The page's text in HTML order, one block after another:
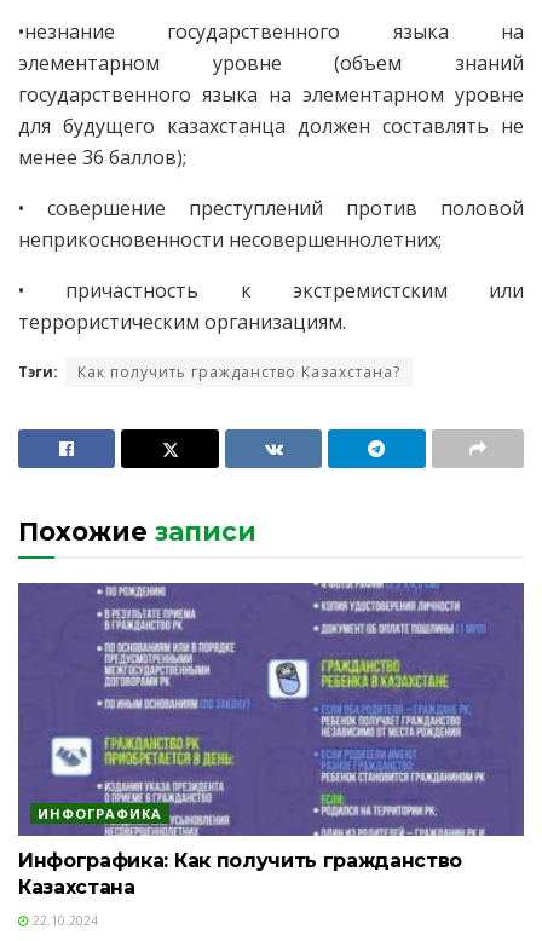
•незнание государственного языка на
элементарном уровне (объем знаний
государственного языка на элементарном уровне
для будущего казахстанца должен составлять не
менее 36 баллов);
• совершение преступлений против половой
неприкосновенности несовершеннолетних;
• причастность к экстремистским или
террористическим организациям.
Тэги: Как получить гражданство Казахстана?
Похожие записи
ИНФОГРАФИКА
Инфографика: Как получить гражданство
Казахстана
22.10.2024